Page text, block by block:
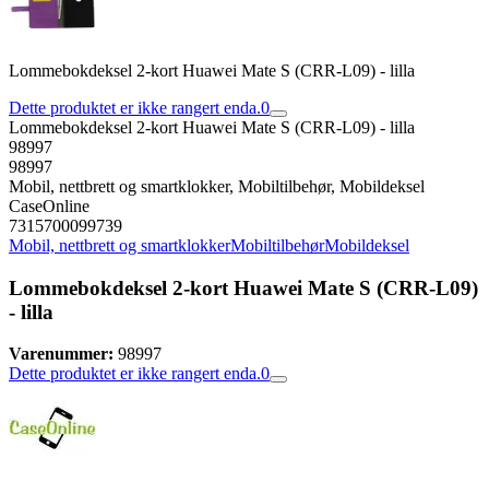
Lommebokdeksel 2-kort Huawei Mate S (CRR-L09) - lilla
Dette produktet er ikke rangert enda.0
Lommebokdeksel 2-kort Huawei Mate S (CRR-L09) - lilla
98997
98997
Mobil, nettbrett og smartklokker, Mobiltilbehør, Mobildeksel
CaseOnline
7315700099739
Mobil, nettbrett og smartklokkerMobiltilbehørMobildeksel
Lommebokdeksel 2-kort Huawei Mate S (CRR-L09)
- lilla
Varenummer: 98997
Dette produktet er ikke rangert enda.0